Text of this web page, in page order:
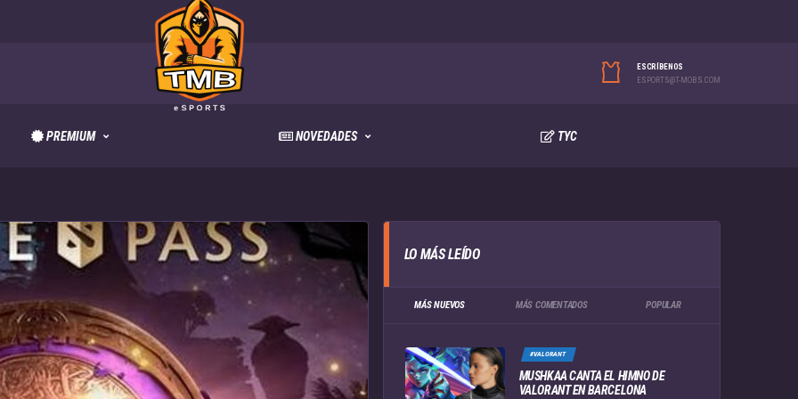
ESCRÍBENOS
ESPORTS@T-MOBS.COM
PREMIUM NOVEDADES TYC
LO MÁS LEÍDO
MÁS NUEVOS MÁS COMENTADOS POPULAR
#VALORANT
MUSHKAA CANTA EL HIMNO DE
VALORANT EN BARCELONA